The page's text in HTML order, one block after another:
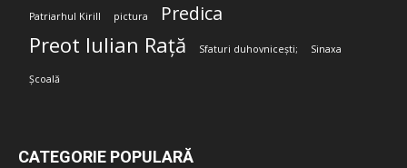
Patriarhul Kirill pictura Predica
Preot Iulian Rață Sfaturi duhovnicești; Sinaxa
Școală
CATEGORIE POPULARĂ